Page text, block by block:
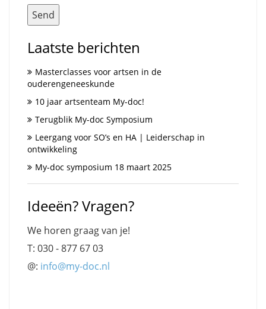
Laatste berichten
Masterclasses voor artsen in de
ouderengeneeskunde
10 jaar artsenteam My-doc!
Terugblik My-doc Symposium
Leergang voor SO’s en HA | Leiderschap in
ontwikkeling
My-doc symposium 18 maart 2025
Ideeën? Vragen?
We horen graag van je!
T: 030 - 877 67 03
@: info@my-doc.nl